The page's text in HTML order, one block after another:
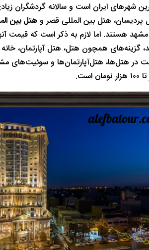
شهرهای ایران است و سالانه گردشگران
هتل بین
هستند. اما لازم به ذکر است که قیمت
گزینه‌های همچون هتل، هتل آپارتمان،